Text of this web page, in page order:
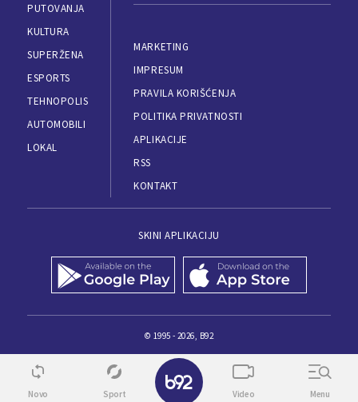
PUTOVANJA
KULTURA
SUPERŽENA
ESPORTS
TEHNOPOLIS
AUTOMOBILI
LOKAL
MARKETING
IMPRESUM
PRAVILA KORIŠĆENJA
POLITIKA PRIVATNOSTI
APLIKACIJE
RSS
KONTAKT
SKINI APLIKACIJU
© 1995 - 2026, B92
Novo Sport Video Menu